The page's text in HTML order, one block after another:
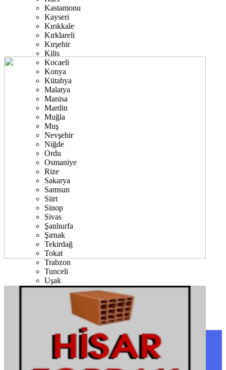
Kastamonu
Kayseri
Kırıkkale
Kırklareli
Kırşehir
Kilis
Kocaeli
Konya
Kütahya
Malatya
Manisa
Mardin
Muğla
Muş
Nevşehir
Niğde
Ordu
Osmaniye
Rize
Sakarya
Samsun
Siirt
Sinop
Sivas
Şanlıurfa
Şırnak
Tekirdağ
Tokat
Trabzon
Tunceli
Uşak
Van
Zonguldak